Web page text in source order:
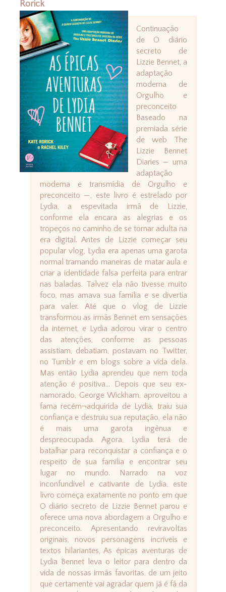
Rorick
Continuação
de O diário
secreto de
Lizzie Bennet, a
adaptação
moderna de
Orgulho e
preconceito
Baseado na
premiada série
de web The
Lizzie Bennet
Diaries — uma
adaptação
moderna e transmídia de Orgulho e
preconceito —, este livro é estrelado por
Lydia, a espevitada irmã de Lizzie,
conforme ela encara as alegrias e os
tropeços no caminho de se tornar adulta na
era digital. Antes de Lizzie começar seu
popular vlog, Lydia era apenas uma garota
normal tramando maneiras de matar aula e
criar a identidade falsa perfeita para entrar
nas baladas. Talvez ela não tivesse muito
foco, mas amava sua família e se divertia
para valer. Até que o vlog de Lizzie
transformou as irmãs Bennet em sensações
da internet, e Lydia adorou virar o centro
das atenções, conforme as pessoas
assistiam, debatiam, postavam no Twitter,
no Tumblr e em blogs sobre a vida dela.
Mas então Lydia aprendeu que nem toda
atenção é positiva... Depois que seu ex-
namorado, George Wickham, aproveitou a
fama recém¬adquirida de Lydia, traiu sua
confiança e destruiu sua reputação, ela não
é mais uma garota ingênua e
despreocupada. Agora, Lydia terá de
batalhar para reconquistar a confiança e o
respeito de sua família e encontrar seu
lugar no mundo. Narrado na voz
inconfundível e cativante de Lydia, este
livro começa exatamente no ponto em que
O diário secreto de Lizzie Bennet parou e
oferece uma nova abordagem a Orgulho e
preconceito. Apresentando reviravoltas
originais, novos personagens incríveis e
textos hilariantes, As épicas aventuras de
Lydia Bennet leva o leitor para dentro da
vida de nossas irmãs favoritas, de um jeito
que certamente vai agradar quem já é fã da